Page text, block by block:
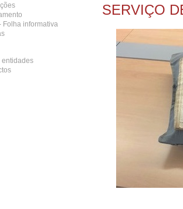
Folha informativa
entidades
SERVIÇO